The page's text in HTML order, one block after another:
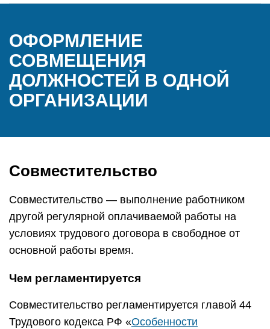
ОФОРМЛЕНИЕ
СОВМЕЩЕНИЯ
ДОЛЖНОСТЕЙ В ОДНОЙ
ОРГАНИЗАЦИИ
Совместительство
Совместительство — выполнение работником
другой регулярной оплачиваемой работы на
условиях трудового договора в свободное от
основной работы время.
Чем регламентируется
Совместительство регламентируется главой 44
Трудового кодекса РФ «Особенности